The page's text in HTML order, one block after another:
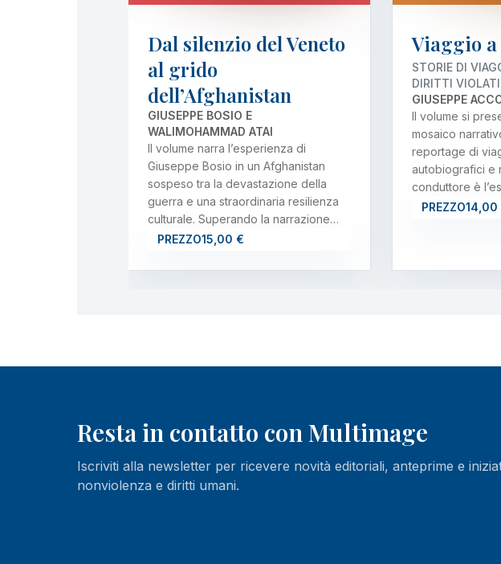
Dal silenzio del Veneto
al grido
dell’Afghanistan
GIUSEPPE BOSIO E
WALIMOHAMMAD ATAI
Il volume narra l’esperienza di
Giuseppe Bosio in un Afghanistan
sospeso tra la devastazione della
guerra e una straordinaria resilienza
culturale. Superando la narrazione…
PREZZO15,00 €
Viaggio
STORIE DI
DIRITTI VIOLATI
GIUSEPPE
Il volume si
mosaico
reportage di
autobiografici e
conduttore è
PREZZO14,00
Resta in contatto con Multimage
Iscriviti alla newsletter per ricevere novità editoriali, anteprime e
nonviolenza e diritti umani.